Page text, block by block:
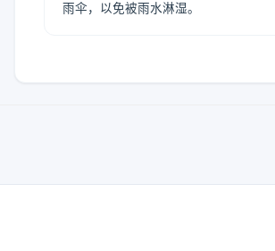
雨伞，以免被雨水淋湿。